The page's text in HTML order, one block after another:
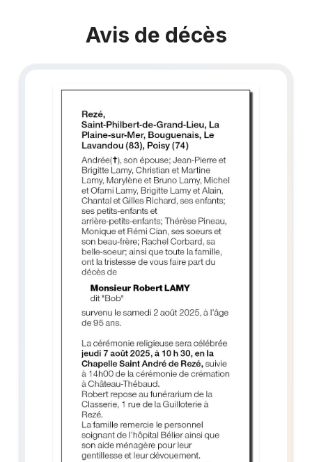
Avis de décès